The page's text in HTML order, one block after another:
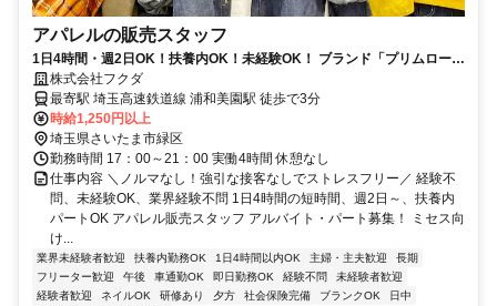
アパレルの販売スタッフ
1日4時間・週2日OK！扶養内OK！未経験OK！ ブランド「プリムロー
ズ」イオンモール浦和美園内
株式会社フクダ
最寄駅 埼玉高速鉄道線 浦和美園駅 徒歩で3分
時給1,250円以上
埼玉県さいたま市緑区
勤務時間 17：00～21：00 実働4時間 休憩なし
仕事内容 ＼ノルマなし！強引な接客なしでストレスフリー／ 経験不
問、未経験OK、業界経験不問 1日4時間の短時間、週2日～、扶養内
パートOK アパレル販売スタッフ アルバイト・パート募集！ ミセス向
け...
業界未経験者歓迎 扶養内勤務OK 1日4時間以内OK 主婦・主夫歓迎
長期
フリーター歓迎
午後 車通勤OK 即日勤務OK 経験不問
未経験者歓迎
経験者歓迎
ネイルOK 研修あり 夕方 社会保険完備 ブランクOK
日中